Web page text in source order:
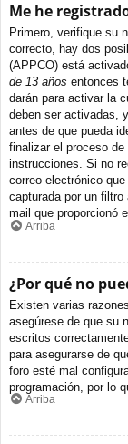
Me he
Primero, verifique su
correcto, hay dos
(APPCO) está
de 13 años entonces
darán para activar la
deben ser activadas,
antes de que pueda
finalizar el proceso
instrucciones. Si no
correo electrónico
capturada por un
mail que proporcionó
Arriba
¿Por qué no
Existen varias
asegúrese de que su
escritos
para asegurarse de
foro esté mal
programación, por lo
Arriba